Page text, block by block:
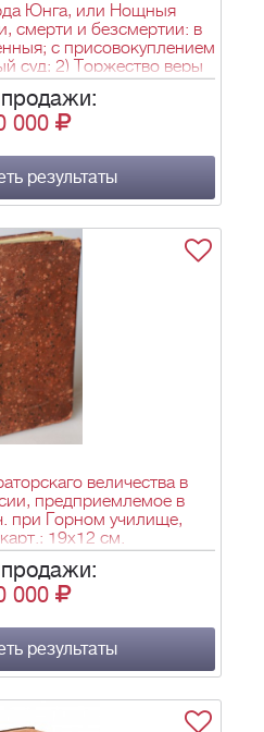
Юнга, или Нощныя
смерти и безсмертии: в
с присовокуплением
суд; 2) Торжество веры
сего же знаменитаго
с нем. яз. А.М.Кутузов]. -
компании, Тип.
см.
000
результаты
величества в
предприемлемое в
при Горном училище,
19х12 см.
000
результаты